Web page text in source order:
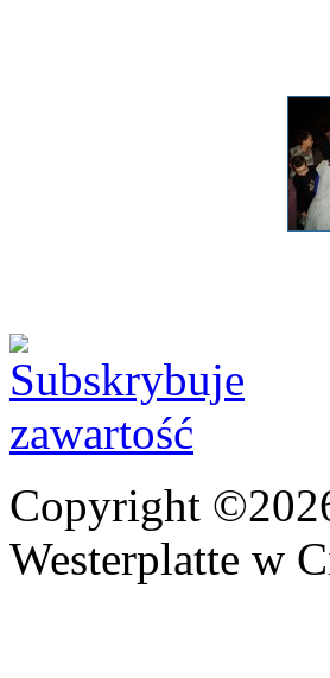
Copyright
Westerplatte w